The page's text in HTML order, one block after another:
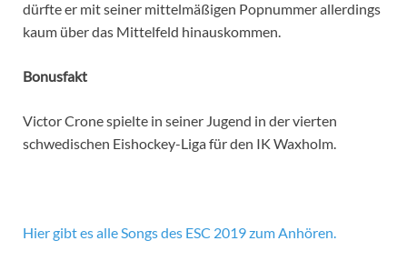
dürfte er mit seiner mittelmäßigen Popnummer allerdings
kaum über das Mittelfeld hinauskommen.
Bonusfakt
Victor Crone spielte in seiner Jugend in der vierten
schwedischen Eishockey-Liga für den IK Waxholm.
Hier gibt es alle Songs des ESC 2019 zum Anhören.